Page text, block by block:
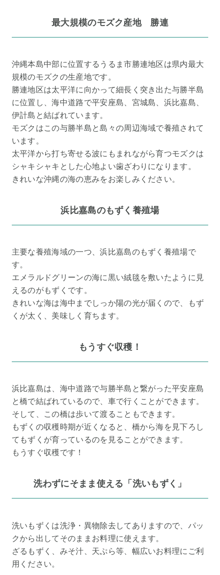
最大規模のモズク産地 勝連
沖縄本島中部に位置するうるま市勝連地区は県内最大
規模のモズクの生産地です。
勝連地区は太平洋に向かって細長く突き出た与勝半島
に位置し、海中道路で平安座島、宮城島、浜比嘉島、
伊計島と結ばれています。
モズクはこの与勝半島と島々の周辺海域で養殖されて
います。
太平洋から打ち寄せる波にもまれながら育つモズクは
シャキシャキとした心地よい歯ざわりになります。
きれいな沖縄の海の恵みをお楽しみください。
浜比嘉島のもずく養殖場
主要な養殖海域の一つ、浜比嘉島のもずく養殖場で
す。
エメラルドグリーンの海に黒い絨毯を敷いたように見
えるのがもずくです。
きれいな海は海中までしっか陽の光が届くので、もず
くが太く、美味しく育ちます。
もうすぐ収穫！
浜比嘉島は、海中道路で与勝半島と繋がった平安座島
と橋で結ばれているので、車で行くことができます。
そして、この橋は歩いて渡ることもできます。
もずくの収穫時期が近くなると、橋から海を見下ろし
てもずくが育っているのを見ることができます。
もうすぐ収穫です！
洗わずにそまま使える「洗いもずく」
洗いもずくは洗浄・異物除去してありますので、パッ
クから出してそのままお料理に使えます。
ざるもずく、みそ汁、天ぷら等、幅広いお料理にご利
用ください。